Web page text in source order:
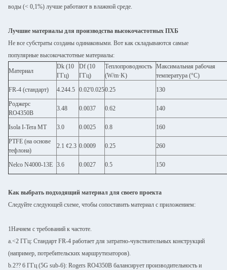
воды (< 0,1%) лучше работают в влажной среде.
Лучшие материалы для производства высокочастотных ПХБ
Не все субстраты созданы одинаковыми. Вот как складываются самые
популярные высокочастотные материалы:
Материал
Dk (10
ГГц)
Df (10
ГГц)
Теплопроводность
(W/m·K)
Максимальная рабочая
температура (°C)
FR-4 (стандарт)
4.244.5 0.02'0.0250.25
130
Роджерс
RO4350B
3.48 0.0037 0.62 140
Isola I-Tera МТ 3.0 0.0025 0.8
160
PTFE (на основе
тефлона)
2.1 ¢2.3 0.0009 0.25 260
Nelco N4000-13E 3.6 0.0027 0.5 150
Как выбрать подходящий материал для своего проекта
Следуйте следующей схеме, чтобы сопоставить материал с приложением:
1Начнем с требований к частоте.
a.<2 ГГц: Стандарт FR-4 работает для затратно-чувствительных конструкций
(например, потребительских маршрутизаторов).
b.2?? 6 ГГц (5G sub-6): Rogers RO4350B балансирует производительность и